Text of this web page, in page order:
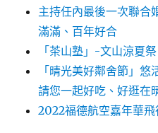
主持任內最後一次聯合
滿滿、百年好合
「茶山塾」-文山涼夏
「晴光美好鄰舍節」
請您一起好吃、好逛在
2022福德航空嘉年華